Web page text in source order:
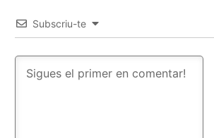
Subscriu-te